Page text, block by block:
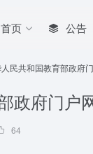
页 公告
民共和国教育部政府
政府门户
64